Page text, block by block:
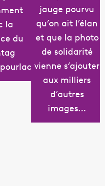
la
du
jauge pourvu
qu’on ait l’élan
et que la photo
de solidarité
vienne s’ajouter
aux milliers
d’autres
images…